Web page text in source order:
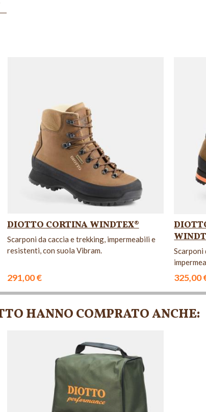
DIOTTO CORTINA WINDTEX®
Scarponi da caccia e trekking, impermeabili e
resistenti, con suola Vibram.
291,00 €
Scarponi
325,00
HANNO COMPRATO ANCHE:
NON DISPONIBILE